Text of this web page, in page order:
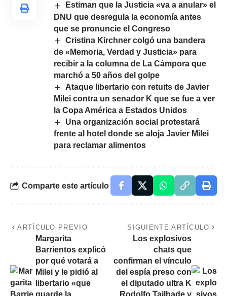
Estiman que la Justicia «va a anular» el
DNU que desregula la economía antes
que se pronuncie el Congreso
Cristina Kirchner colgó una bandera
de «Memoria, Verdad y Justicia» para
recibir a la columna de La Cámpora que
marchó a 50 años del golpe
Ataque libertario con retuits de Javier
Milei contra un senador K que se fue a ver
la Copa América a Estados Unidos
Una organización social protestará
frente al hotel donde se aloja Javier Milei
para reclamar alimentos
Comparte este artículo
ARTÍCULO PREVIO
Margarita
Barrientos explicó
por qué votará a
Milei y le pidió al
libertario «que
SIGUIENTE ARTÍCULO
Los explosivos
chats que
confirman el vínculo
del espía preso con
el diputado ultra K